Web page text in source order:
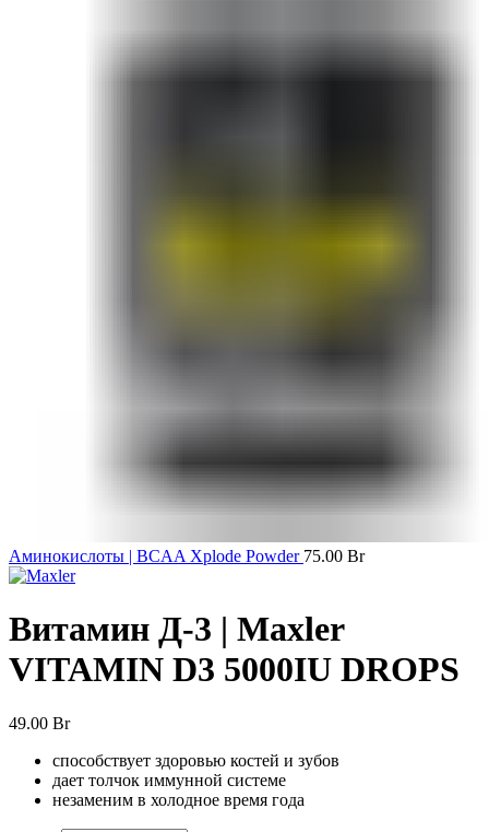
Аминокислоты | BCAA Xplode Powder 75.00 Br
Витамин Д-3 | Maxler
VITAMIN D3 5000IU DROPS
49.00 Br
способствует здоровью костей и зубов
дает толчок иммунной системе
незаменим в холодное время года